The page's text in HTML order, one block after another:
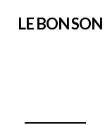
LE BON SON